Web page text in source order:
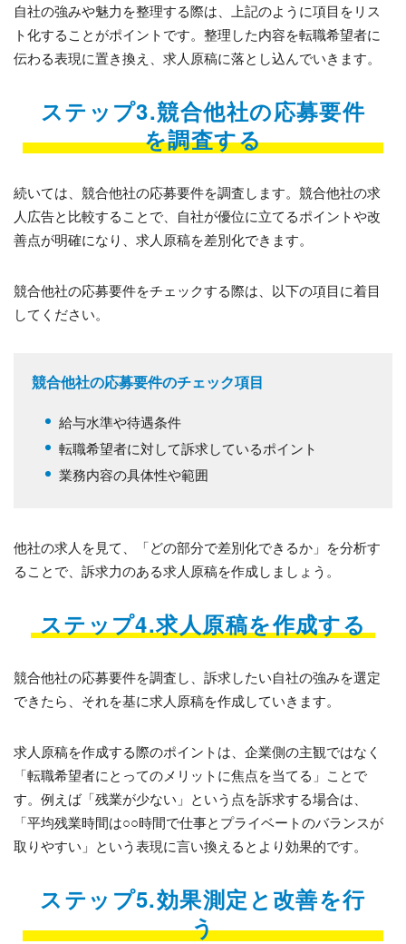
自社の強みや魅力を整理する際は、上記のように項目をリス
ト化することがポイントです。整理した内容を転職希望者に
伝わる表現に置き換え、求人原稿に落とし込んでいきます。
ステップ3.競合他社の応募要件
を調査する
続いては、競合他社の応募要件を調査します。競合他社の求
人広告と比較することで、自社が優位に立てるポイントや改
善点が明確になり、求人原稿を差別化できます。
競合他社の応募要件をチェックする際は、以下の項目に着目
してください。
競合他社の応募要件のチェック項目
給与水準や待遇条件
転職希望者に対して訴求しているポイント
業務内容の具体性や範囲
他社の求人を見て、「どの部分で差別化できるか」を分析す
ることで、訴求力のある求人原稿を作成しましょう。
ステップ4.求人原稿を作成する
競合他社の応募要件を調査し、訴求したい自社の強みを選定
できたら、それを基に求人原稿を作成していきます。
求人原稿を作成する際のポイントは、企業側の主観ではなく
「転職希望者にとってのメリットに焦点を当てる」ことで
す。例えば「残業が少ない」という点を訴求する場合は、
「平均残業時間は○○時間で仕事とプライベートのバランスが
取りやすい」という表現に言い換えるとより効果的です。
ステップ5.効果測定と改善を行
う